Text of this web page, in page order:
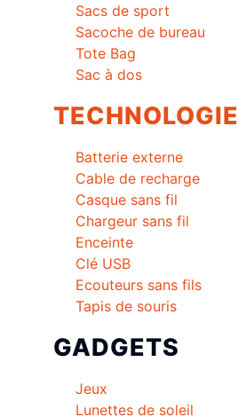
Sacs de sport
Sacoche de bureau
Tote Bag
Sac à dos
TECHNOLOGIE
Batterie externe
Cable de recharge
Casque sans fil
Chargeur sans fil
Enceinte
Clé USB
Ecouteurs sans fils
Tapis de souris
GADGETS
Jeux
Lunettes de soleil